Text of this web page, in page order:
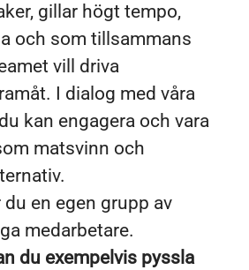
gillar högt tempo,
och som tillsammans
vill driva
I dialog med våra
kan engagera och vara
matsvinn och
en egen grupp av
medarbetare.
du exempelvis pyssla